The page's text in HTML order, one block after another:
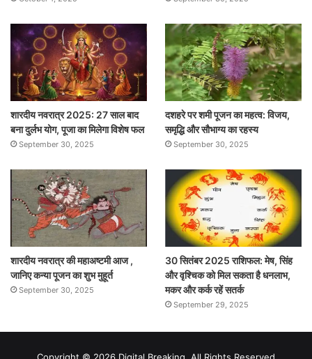
शारदीय नवरात्र 2025: 27 साल बाद
बना दुर्लभ योग, पूजा का मिलेगा विशेष फल
September 30, 2025
दशहरे पर शमी पूजन का महत्व: विजय,
समृद्धि और सौभाग्य का रहस्य
September 30, 2025
शारदीय नवरात्र की महाअष्टमी आज ,
जानिए कन्या पूजन का शुभ मुहूर्त
September 30, 2025
30 सितंबर 2025 राशिफल: मेष, सिंह
और वृश्चिक को मिल सकता है धनलाभ,
मकर और कर्क रहें सतर्क
September 29, 2025